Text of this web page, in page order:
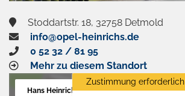
Stoddartstr. 18, 32758 Detmold
info@opel-heinrichs.de
0 52 32 / 81 95
Mehr zu diesem Standort
Hans Heinrichs GmbH
Zustimmung erforderlich